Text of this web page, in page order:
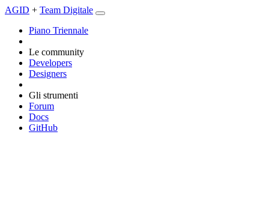
AGID + Team Digitale
Piano Triennale
Le community
Developers
Designers
Gli strumenti
Forum
Docs
GitHub